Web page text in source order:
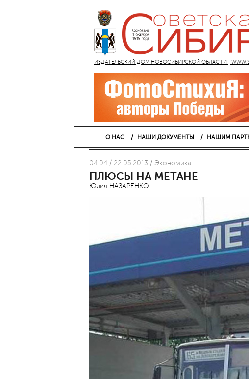
ИЗДАТЕЛЬСКИЙ ДОМ НОВОСИБИРСКОЙ ОБЛАСТИ |
О НАС НАШИ ДОКУМЕНТЫ НАШИМ
04:04 / 22.05.2013 / Экономика
ПЛЮСЫ НА МЕТАНЕ
Юлия НАЗАРЕНКО